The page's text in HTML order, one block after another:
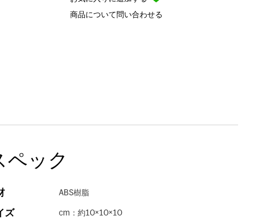
商品について問い合わせる
ペック
ABS樹脂
ズ cm：約10×10×10